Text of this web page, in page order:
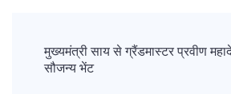
Navigation
मुख्यमंत्री साय से ग्रैंडमास्टर प्रवीण
सौजन्य भेंट